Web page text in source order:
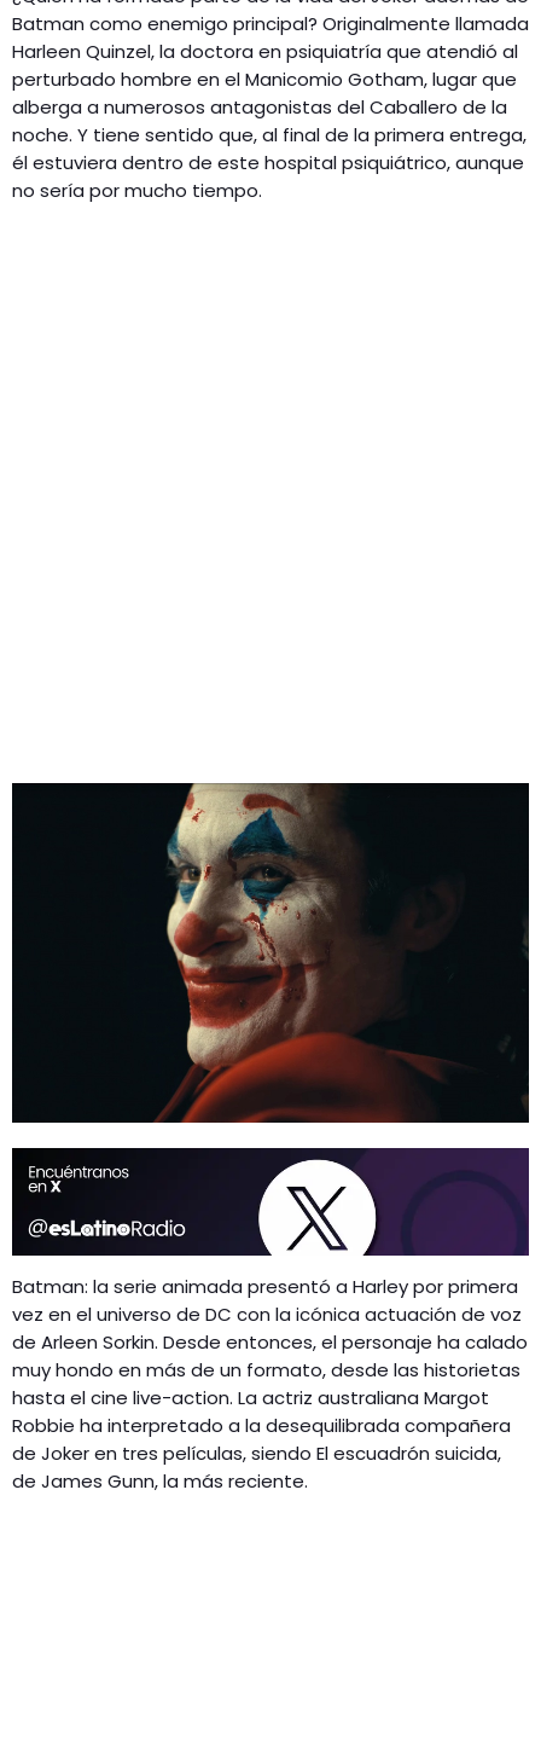
Batman como enemigo principal? Originalmente llamada
Harleen Quinzel, la doctora en psiquiatría que atendió al
perturbado hombre en el Manicomio Gotham, lugar que
alberga a numerosos antagonistas del Caballero de la
noche. Y tiene sentido que, al final de la primera entrega,
él estuviera dentro de este hospital psiquiátrico, aunque
no sería por mucho tiempo.
Batman: la serie animada presentó a Harley por primera
vez en el universo de DC con la icónica actuación de voz
de Arleen Sorkin. Desde entonces, el personaje ha calado
muy hondo en más de un formato, desde las historietas
hasta el cine live-action. La actriz australiana Margot
Robbie ha interpretado a la desequilibrada compañera
de Joker en tres películas, siendo El escuadrón suicida,
de James Gunn, la más reciente.